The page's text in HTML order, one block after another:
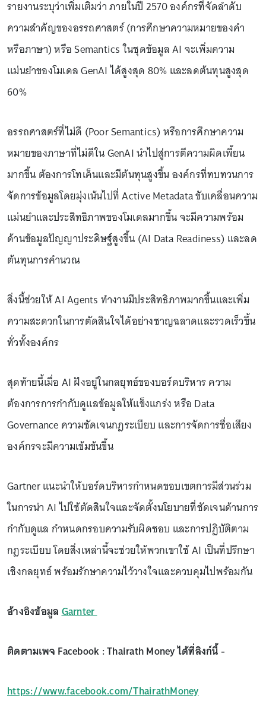
รายงานระบุว่าเพิ่มเติมว่า ภายในปี 2570 องค์กรที่จัดลำดับ
ความสำคัญของอรรถศาสตร์ (การศึกษาความหมายของคำ
หรือภาษา) หรือ Semantics ในชุดข้อมูล AI จะเพิ่มความ
แม่นยำของโมเดล GenAI ได้สูงสุด 80% และลดต้นทุนสูงสุด
60%
อรรถศาสตร์ที่ไม่ดี (Poor Semantics) หรือการศึกษาความ
หมายของภาษาที่ไม่ดีใน GenAI นำไปสู่การตีความผิดเพี้ยน
มากขึ้น ต้องการโทเค็นและมีต้นทุนสูงขึ้น องค์กรที่ทบทวนการ
จัดการข้อมูลโดยมุ่งเน้นไปที่ Active Metadata ขับเคลื่อนความ
แม่นยำและประสิทธิภาพของโมเดลมากขึ้น จะมีความพร้อม
ด้านข้อมูลปัญญาประดิษฐ์สูงขึ้น (AI Data Readiness) และลด
ต้นทุนการคำนวณ
สิ่งนี้ช่วยให้ AI Agents ทำงานมีประสิทธิภาพมากขึ้นและเพิ่ม
ความสะดวกในการตัดสินใจได้อย่างชาญฉลาดและรวดเร็วขึ้น
ทั่วทั้งองค์กร
สุดท้ายนี้เมื่อ AI ฝังอยู่ในกลยุทธ์ของบอร์ดบริหาร ความ
ต้องการการกำกับดูแลข้อมูลให้แข็งแกร่ง หรือ Data
Governance ความชัดเจนกฎระเบียบ และการจัดการชื่อเสียง
องค์กรจะมีความเข้มข้นขึ้น
Gartner แนะนำให้บอร์ดบริหารกำหนดขอบเขตการมีส่วนร่วม
ในการนำ AI ไปใช้ตัดสินใจและจัดตั้งนโยบายที่ชัดเจนด้านการ
กำกับดูแล กำหนดกรอบความรับผิดชอบ และการปฏิบัติตาม
กฎระเบียบ โดยสิ่งเหล่านี้จะช่วยให้พวกเขาใช้ AI เป็นที่ปรึกษา
เชิงกลยุทธ์ พร้อมรักษาความไว้วางใจและควบคุมไปพร้อมกัน
อ้างอิงข้อมูลGarnter
ติดตามเพจ Facebook : Thairath Money ได้ที่ลิงก์นี้ -
https://www.facebook.com/ThairathMoney